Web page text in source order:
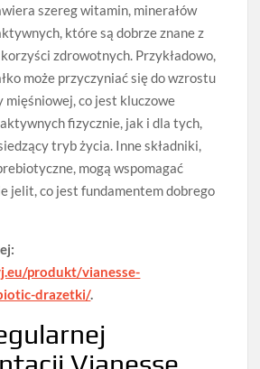
szereg witamin, minerałów
które są dobrze znane z
zdrowotnych. Przykładowo,
może przyczyniać się do wzrostu
mięśniowej, co jest kluczowe
fizycznie, jak i dla tych,
tryb życia. Inne składniki,
mogą wspomagać
jelit, co jest fundamentem dobrego
produkt/vianesse-
drazetki/.